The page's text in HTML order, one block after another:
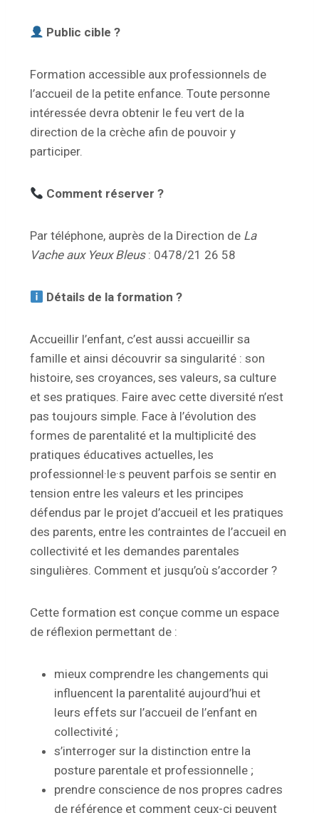
Public cible ?
Formation accessible aux professionnels de
l’accueil de la petite enfance. Toute personne
intéressée devra obtenir le feu vert de la
direction de la crèche afin de pouvoir y
participer.
Comment réserver ?
Par téléphone, auprès de la Direction de La
Vache aux Yeux Bleus: 0478/21 26 58
Détails de la formation ?
Accueillir l’enfant, c’est aussi accueillir sa
famille et ainsi découvrir sa singularité : son
histoire, ses croyances, ses valeurs, sa culture
et ses pratiques. Faire avec cette diversité n’est
pas toujours simple. Face à l’évolution des
formes de parentalité et la multiplicité des
pratiques éducatives actuelles, les
professionnel·le·s peuvent parfois se sentir en
tension entre les valeurs et les principes
défendus par le projet d’accueil et les pratiques
des parents, entre les contraintes de l’accueil en
collectivité et les demandes parentales
singulières. Comment et jusqu’où s’accorder ?
Cette formation est conçue comme un espace
de réflexion permettant de :
mieux comprendre les changements qui
influencent la parentalité aujourd’hui et
leurs effets sur l’accueil de l’enfant en
collectivité ;
s’interroger sur la distinction entre la
posture parentale et professionnelle ;
prendre conscience de nos propres cadres
de référence et comment ceux-ci peuvent